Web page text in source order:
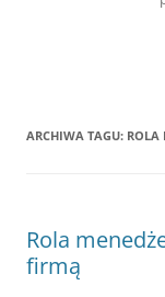
ARCHIWA TAGU: ROLA
Rola
firmą